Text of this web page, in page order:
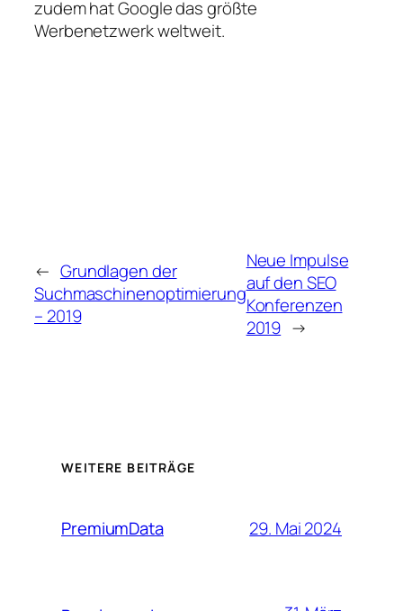
zudem hat Google das größte
Werbenetzwerk weltweit.
← Grundlagen der
Suchmaschinenoptimierung
– 2019
Neue Impulse
auf den SEO
Konferenzen
2019 →
WEITERE BEITRÄGE
PremiumData 29. Mai 2024